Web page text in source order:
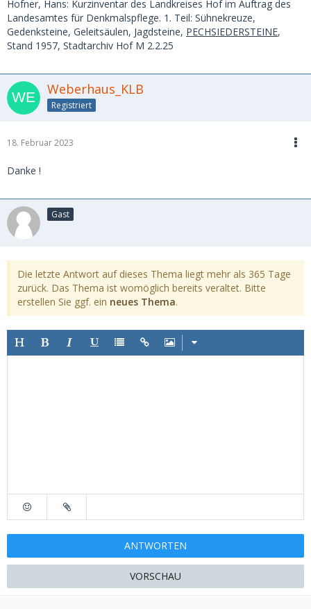
Hofner, Hans: Kurzinventar des Landkreises Hof im Auftrag des
Landesamtes für Denkmalspflege. 1. Teil: Sühnekreuze,
Gedenksteine, Geleitsäulen, Jagdsteine, PECHSIEDERSTEINE,
Stand 1957, Stadtarchiv Hof M 2.2.25
Weberhaus_KLB
Registriert
18. Februar 2023
Danke !
Gast
Die letzte Antwort auf dieses Thema liegt mehr als 365 Tage
zurück. Das Thema ist womöglich bereits veraltet. Bitte
erstellen Sie ggf. ein neues Thema.
ANTWORTEN
VORSCHAU